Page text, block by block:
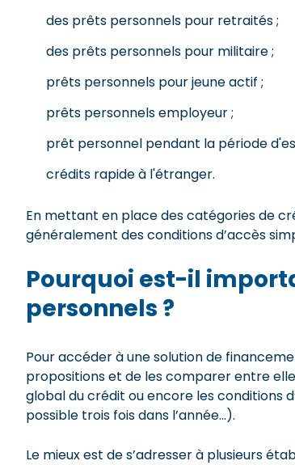
des prêts personnels pour retraités ;
des prêts personnels pour militaire ;
prêts personnels pour jeune actif ;
prêts personnels employeur ;
prêt personnel pendant la période
crédits rapide à l'étranger.
En mettant en place des catégories de
généralement des conditions d’accès
Pourquoi est-il
personnels ?
Pour accéder à une solution de
propositions et de les comparer entre
global du crédit ou encore les conditions
possible trois fois dans l’année…).
Le mieux est de s’adresser à plusieurs